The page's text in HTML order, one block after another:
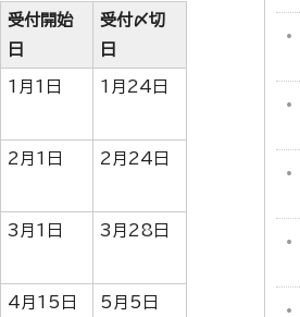
受付開始
日
受付〆切
日
1月1日 1月24日
2月1日 2月24日
3月1日 3月28日
4月15日 5月5日